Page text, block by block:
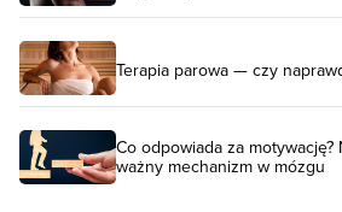
Terapia parowa — czy
Co odpowiada za
ważny mechanizm w mózgu